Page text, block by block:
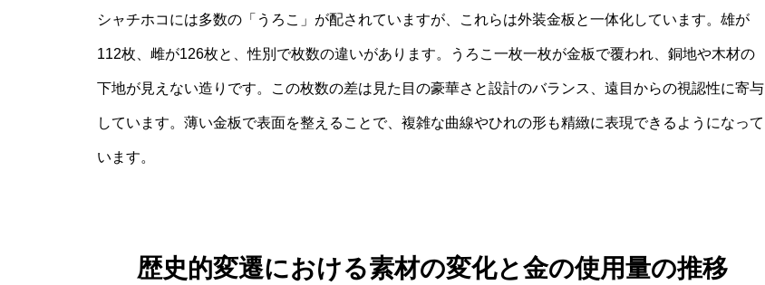
シャチホコには多数の「うろこ」が配されていますが、これらは外装金板と一体化しています。雄が
112枚、雌が126枚と、性別で枚数の違いがあります。うろこ一枚一枚が金板で覆われ、銅地や木材の
下地が見えない造りです。この枚数の差は見た目の豪華さと設計のバランス、遠目からの視認性に寄与
しています。薄い金板で表面を整えることで、複雑な曲線やひれの形も精緻に表現できるようになって
います。
歴史的変遷における素材の変化と金の使用量の推移